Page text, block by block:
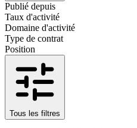
Publié depuis
Taux d'activité
Domaine d'activité
Type de contrat
Position
Tous les filtres